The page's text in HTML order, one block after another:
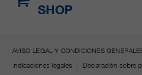
SHOP
AVISO LEGAL Y CONDICIONES
Indicaciones legales Declaración sobre